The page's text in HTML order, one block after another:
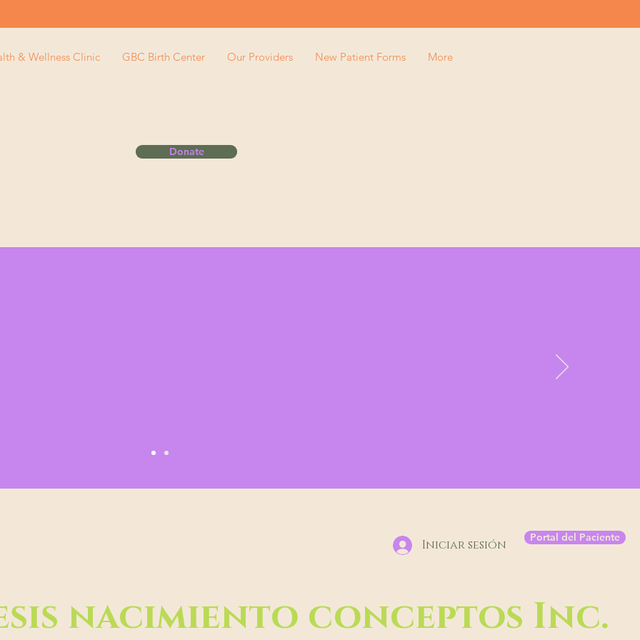
& Wellness Clinic GBC Birth Center Our Providers New Patient Forms More
Donate
Iniciar sesión Portal del Paciente
nacimiento conceptos Inc.